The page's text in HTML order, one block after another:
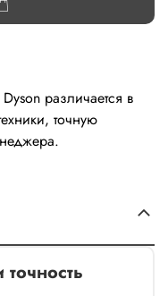
различается в
точную